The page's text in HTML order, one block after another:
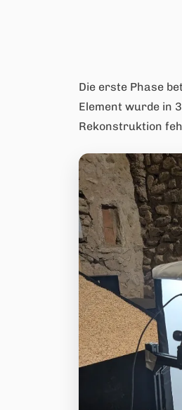
Die erste Phase
Element wurde in
Rekonstruktion